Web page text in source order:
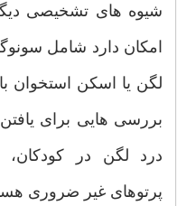
شیوه های تشخیصی
امکان دارد شامل
لگن یا اسکن استخوان
بررسی هایی برای
درد لگن در
پرتوهای غیر ضروری